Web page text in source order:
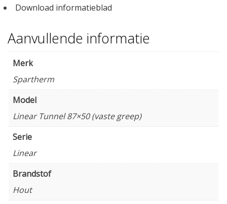
Download informatieblad
Aanvullende informatie
Merk
Spartherm
Model
Linear Tunnel 87×50 (vaste greep)
Serie
Linear
Brandstof
Hout